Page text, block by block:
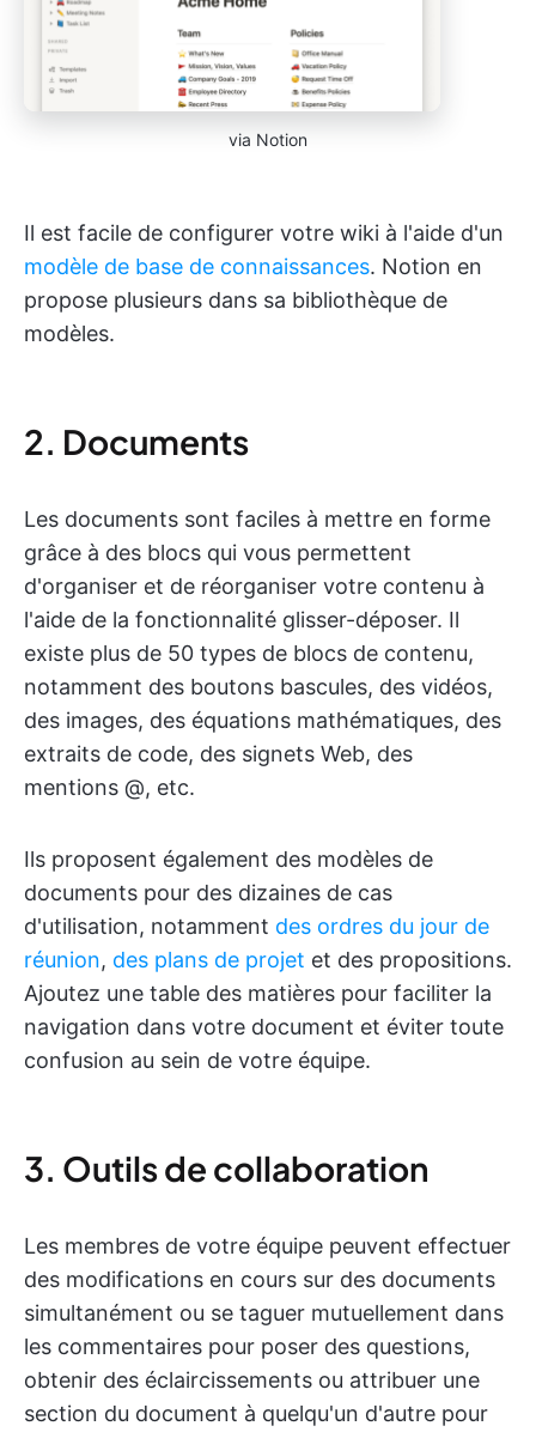
via Notion
Il est facile de configurer votre wiki à l'aide d'un
modèle de base de connaissances. Notion en
propose plusieurs dans sa bibliothèque de
modèles.
2. Documents
Les documents sont faciles à mettre en forme
grâce à des blocs qui vous permettent
d'organiser et de réorganiser votre contenu à
l'aide de la fonctionnalité glisser-déposer. Il
existe plus de 50 types de blocs de contenu,
notamment des boutons bascules, des vidéos,
des images, des équations mathématiques, des
extraits de code, des signets Web, des
mentions @, etc.
Ils proposent également des modèles de
documents pour des dizaines de cas
d'utilisation, notamment des ordres du jour de
réunion, des plans de projet et des propositions.
Ajoutez une table des matières pour faciliter la
navigation dans votre document et éviter toute
confusion au sein de votre équipe.
3. Outils de collaboration
Les membres de votre équipe peuvent effectuer
des modifications en cours sur des documents
simultanément ou se taguer mutuellement dans
les commentaires pour poser des questions,
obtenir des éclaircissements ou attribuer une
section du document à quelqu'un d'autre pour